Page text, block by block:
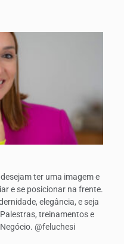
ter uma imagem e
e se posicionar na frente.
elegância, e seja
treinamentos e
@feluchesi